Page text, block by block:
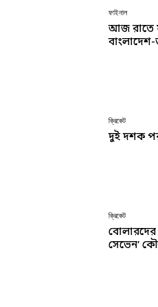
ফাইনাল
আজ রাতে
ক্রিকেট
দুই দশক পর
ক্রিকেট
সেভেন’